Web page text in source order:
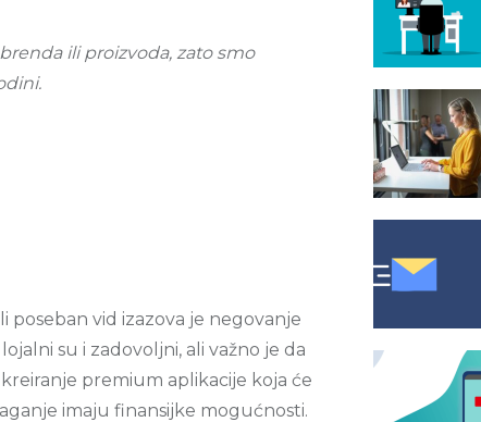
ili proizvoda, zato smo
vid izazova je negovanje
su i zadovoljni, ali važno je da
premium aplikacije koja će
imaju finansijke mogućnosti.